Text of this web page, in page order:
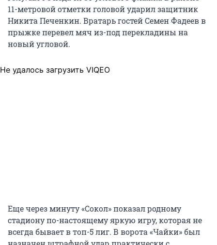
11-метровой отметки головой ударил защитник
Никита Печенкин. Вратарь гостей Семен Фадеев в
прыжке перевел мяч из-под перекладины на
новый угловой.
Не удалось загрузить VIQEO
Еще через минуту «Сокол» показал родному
стадиону по-настоящему яркую игру, которая не
всегда бывает в топ-5 лиг. В ворота «Чайки» был